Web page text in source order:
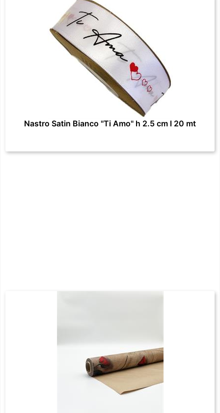
Nastro Satin Bianco "Ti Amo" h 2.5 cm l 20 mt